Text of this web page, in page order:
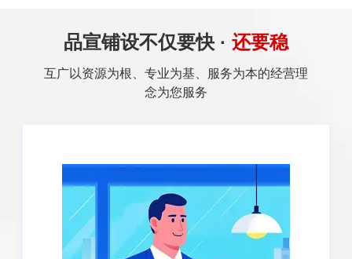
品宣铺设不仅要快 · 还要稳
互广以资源为根、专业为基、服务为本的经营理
念为您服务